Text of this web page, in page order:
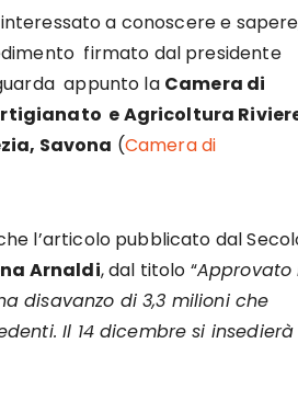
a conoscere e
firmato dal presidente
appunto la Camera di
e Agricoltura
Savona (Camera di
l’articolo pubblicato dal
Arnaldi, dal titolo “Approvato
disavanzo di 3,3 milioni che
Il 14 dicembre si insedierà